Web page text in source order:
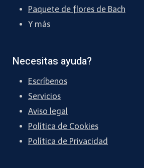
Paquete de flores de Bach
Y más
Necesitas ayuda?
Escríbenos
Servicios
Aviso legal
Política de Cookies
Política de Privacidad